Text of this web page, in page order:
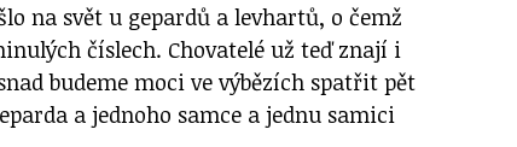
na svět u gepardů a levhartů, o čemž
číslech. Chovatelé už teď znají i
budeme moci ve výbězích spatřit pět
a jednoho samce a jednu samici